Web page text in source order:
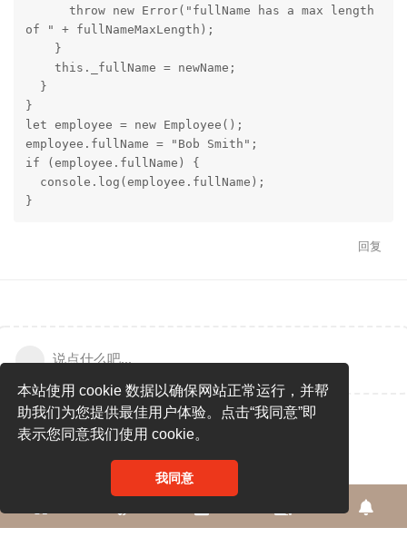
本站使用 cookie 数据以确保网站正常运行，并帮
助我们为您提供最佳用户体验。点击“我同意”即
表示您同意我们使用 cookie。
我同意
of " + fullNameMaxLength);
}
let employee = new Employee();
employee.fullName = "Bob Smith";
if (employee.fullName) {
}
回复
说点什么吧...